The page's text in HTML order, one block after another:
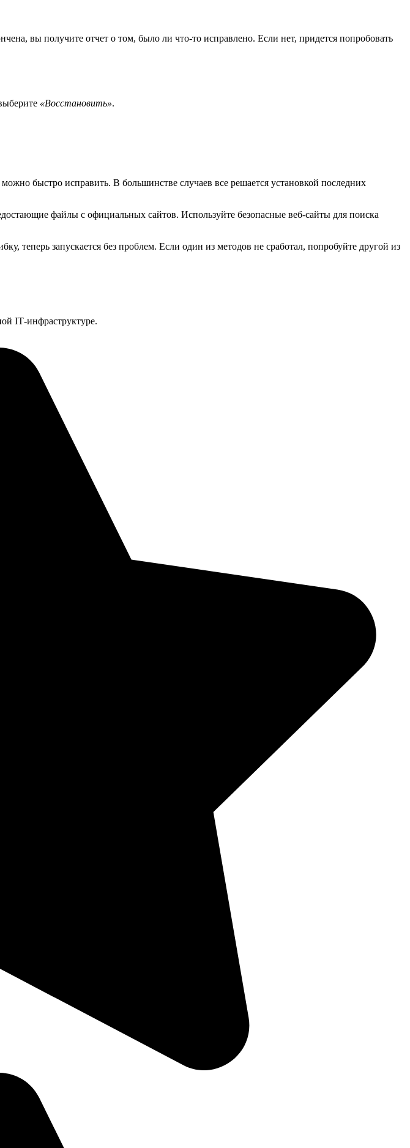
вы получите отчет о том, было ли что-то исправлено. Если нет, придется попробовать
«Восстановить».
быстро исправить. В большинстве случаев все решается установкой последних
файлы с официальных сайтов. Используйте безопасные веб-сайты для поиска
теперь запускается без проблем. Если один из методов не сработал, попробуйте другой из
IT‑инфраструктуре.